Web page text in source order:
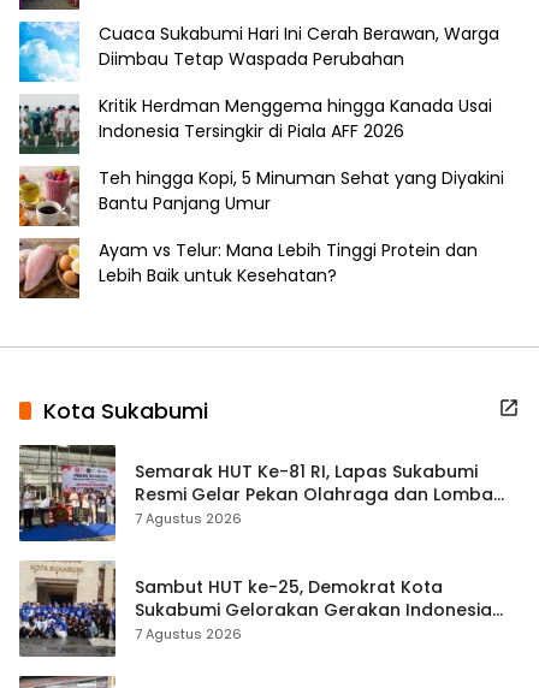
Cuaca Sukabumi Hari Ini Cerah Berawan, Warga
Diimbau Tetap Waspada Perubahan
Kritik Herdman Menggema hingga Kanada Usai
Indonesia Tersingkir di Piala AFF 2026
Teh hingga Kopi, 5 Minuman Sehat yang Diyakini
Bantu Panjang Umur
Ayam vs Telur: Mana Lebih Tinggi Protein dan
Lebih Baik untuk Kesehatan?
Kota Sukabumi
Semarak HUT Ke-81 RI, Lapas Sukabumi
Resmi Gelar Pekan Olahraga dan Lomba
Tradisional
7 Agustus 2026
Sambut HUT ke-25, Demokrat Kota
Sukabumi Gelorakan Gerakan Indonesia
ASRI Lewat Aksi Bersih Masjid Agung
7 Agustus 2026